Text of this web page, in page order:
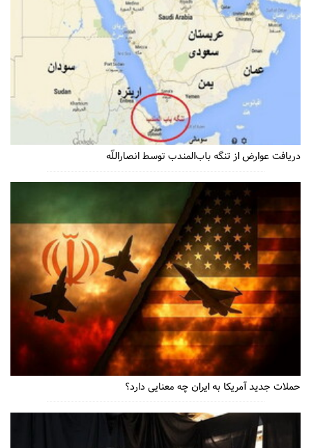
دریافت عوارض از تنگه باب‌المندب توسط انصاراللّه
حملات جدید آمریکا به ایران چه معنایی دارد؟